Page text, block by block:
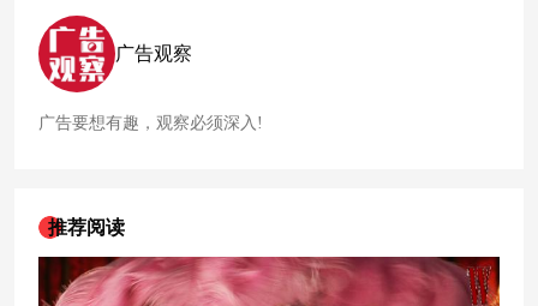
广告观察
广告要想有趣，观察必须深入!
推荐阅读